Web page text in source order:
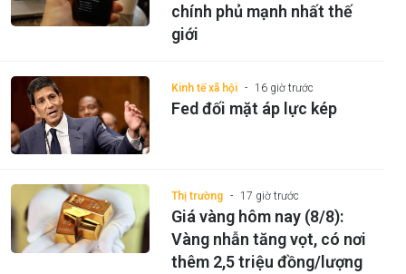
chính phủ mạnh nhất thế
giới
Kinh tế xã hội 16 giờ trước
Fed đối mặt áp lực kép
Thị trường 17 giờ trước
Giá vàng hôm nay (8/8):
Vàng nhẫn tăng vọt, có nơi
thêm 2,5 triệu đồng/lượng